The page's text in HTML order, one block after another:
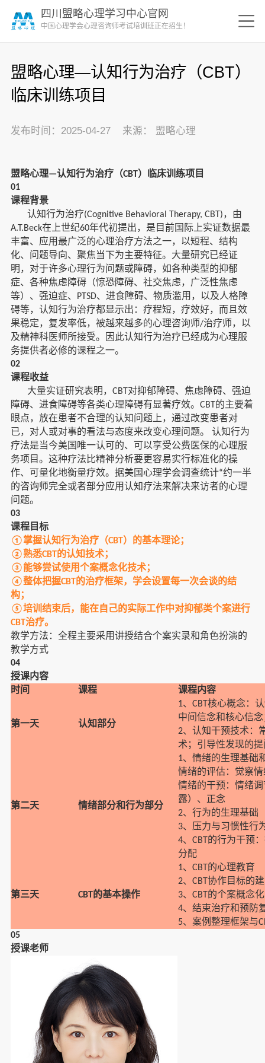
四川盟略心理学习中心官网
中国心理学会心理咨询师考试培训班正在招生！
盟略心理—认知行为治疗（CBT）
临床训练项目
发布时间：2025-04-27 来源： 盟略心理
盟略心理—认知行为治疗（CBT）临床训练项目
01
课程背景
认知行为治疗(Cognitive Behavioral Therapy, CBT)，由
A.T.Beck在上世纪60年代初提出，是目前国际上实证数据最
丰富、应用最广泛的心理治疗方法之一，以短程、结构
化、问题导向、聚焦当下为主要特征。大量研究已经证
明，对于许多心理行为问题或障碍，如各种类型的抑郁
症、各种焦虑障碍（惊恐障碍、社交焦虑，广泛性焦虑
等）、强迫症、 PTSD、进食障碍、物质滥用，以及人格障
碍等，认知行为治疗都显示出：疗程短，疗效好，而且效
果稳定，复发率低，被越来越多的心理咨询师/治疗师，以
及精神科医师所接受。因此认知行为治疗已经成为心理服
务提供者必修的课程之一。
02
课程收益
大量实证研究表明， CBT对抑郁障碍、焦虑障碍、强迫
障碍、进食障碍等各类心理障碍有显著疗效。 CBT的主要着
眼点，放在患者不合理的认知问题上，通过改变患者对
已，对人或对事的看法与态度来改变心理问题。
认知行为
疗法是当今美国唯一认可的、可以享受公费医保的心理服
务项目。这种疗法比精神分析要更容易实行标准化的操
作、可量化地衡量疗效。据美国心理学会调查统计“约一半
的咨询师完全或者部分应用认知疗法来解决来访者的心理
问题。
03
课程目标
①掌握认知行为治疗（CBT）的基本理论；
②熟悉CBT的认知技术；
③能够尝试使用个案概念化技术；
④整体把握CBT的治疗框架，学会设置每一次会谈的结
构；
⑤培训结束后，能在自己的实际工作中对抑郁类个案进行
CBT治疗。
教学方法：全程主要采用讲授结合个案实录和角色扮演的
教学方式
04
授课内容
时间
课程 课程内容
第一天 认知部分
1、 CBT核心概念：
中间信念和核心信念
2、认知干预技术：
术；引导性发现的
第二天 情绪部分和行为部分
1、情绪的生理基础
情绪的评估：觉察
情绪的干预：情绪
露）、正念
2、行为的生理基础
3、压力与习惯性行
4、 CBT的行为干预
分配
第三天 CBT的基本操作
1、 CBT的心理教育
2、 CBT协作目标的
3、 CBT的个案概念
4、结束治疗和预防
5、案例整理框架与
05
授课老师